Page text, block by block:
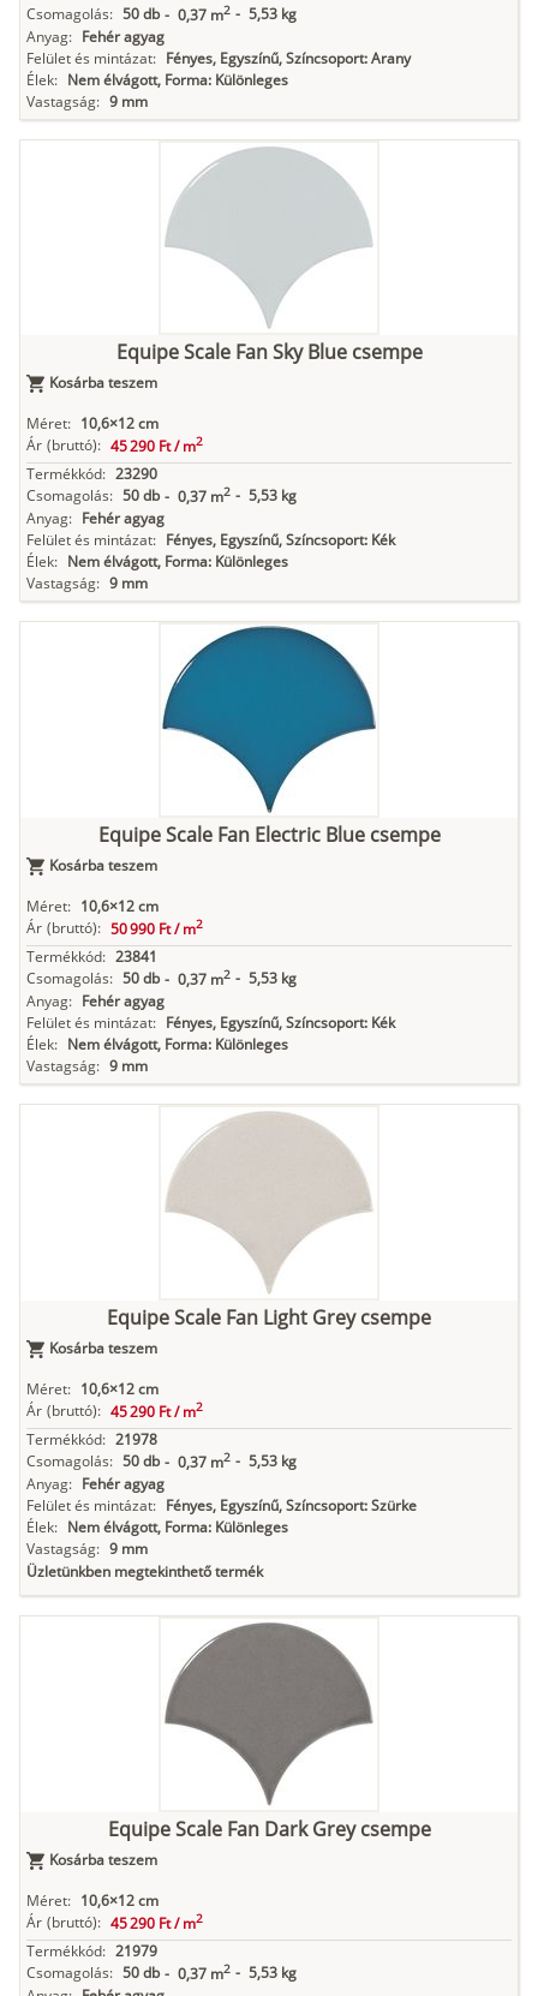
Csomagolás: 50 db - 0,37 m2 - 5,53 kg
Anyag: Fehér agyag
Felület és mintázat: Fényes, Egyszínű, Színcsoport: Arany
Élek: Nem élvágott, Forma: Különleges
Vastagság: 9 mm
Equipe Scale Fan Sky Blue csempe
Kosárba teszem
Méret: 10,6×12 cm
Ár (bruttó): 45 290 Ft /m2
Termékkód: 23290
Csomagolás: 50 db - 0,37 m2 - 5,53 kg
Anyag: Fehér agyag
Felület és mintázat: Fényes, Egyszínű, Színcsoport: Kék
Élek: Nem élvágott, Forma: Különleges
Vastagság: 9 mm
Equipe Scale Fan Electric Blue csempe
Kosárba teszem
Méret: 10,6×12 cm
Ár (bruttó): 50 990 Ft /m2
Termékkód: 23841
Csomagolás: 50 db - 0,37 m2 - 5,53 kg
Anyag: Fehér agyag
Felület és mintázat: Fényes, Egyszínű, Színcsoport: Kék
Élek: Nem élvágott, Forma: Különleges
Vastagság: 9 mm
Equipe Scale Fan Light Grey csempe
Kosárba teszem
Méret: 10,6×12 cm
Ár (bruttó): 45 290 Ft /m2
Termékkód: 21978
Csomagolás: 50 db - 0,37 m2 - 5,53 kg
Anyag: Fehér agyag
Felület és mintázat: Fényes, Egyszínű, Színcsoport: Szürke
Élek: Nem élvágott, Forma: Különleges
Vastagság: 9 mm
Üzletünkben megtekinthető termék
Equipe Scale Fan Dark Grey csempe
Kosárba teszem
Méret: 10,6×12 cm
Ár (bruttó): 45 290 Ft /m2
Termékkód: 21979
Csomagolás: 50 db - 0,37 m2 - 5,53 kg